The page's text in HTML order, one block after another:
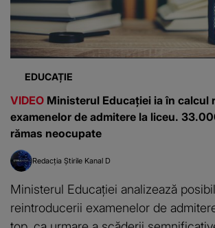
EDUCAȚIE
VIDEO Ministerul Educației ia în calcul
examenelor de admitere la liceu.
rămas neocupate
Redacția Știrile Kanal D
Ministerul Educației analizează
reintroducerii examenelor de